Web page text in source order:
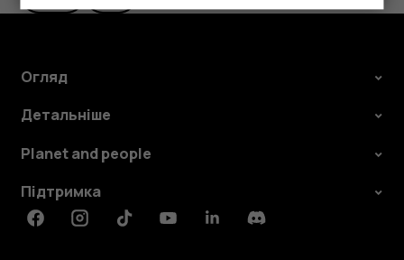
Огляд
Детальніше
Planet and people
Підтримка
FacebookInstagramTiktokYoutubeLinkedinDiscord